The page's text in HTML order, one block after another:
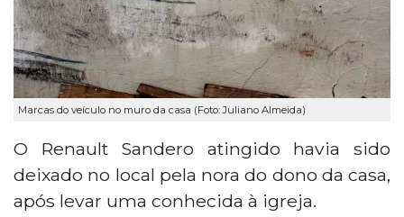
Marcas do veículo no muro da casa (Foto: Juliano Almeida)
O Renault Sandero atingido havia sido
deixado no local pela nora do dono da casa,
após levar uma conhecida à igreja.